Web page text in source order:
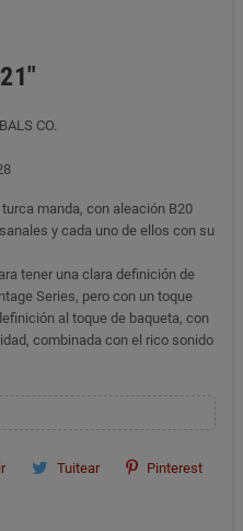
CO.
manda, con aleación B20
y cada uno de ellos con su
tener una clara definición de
Series, pero con un toque
al toque de baqueta, con
combinada con el rico sonido
Tuitear Pinterest